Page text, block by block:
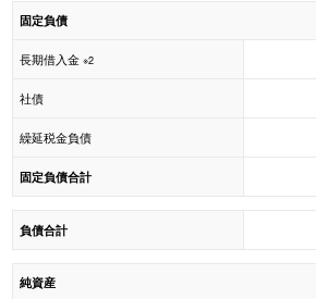
固定負債
長期借入金 ※2
社債
繰延税金負債
固定負債合計
負債合計
純資産